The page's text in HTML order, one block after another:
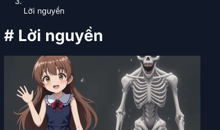
Lời nguyền
# Lời nguyền